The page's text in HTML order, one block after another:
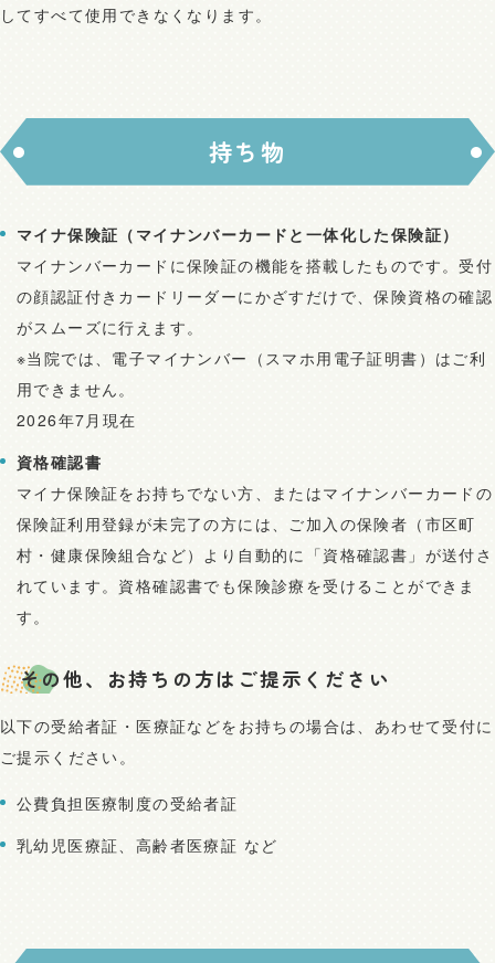
してすべて使用できなくなります。
持ち物
マイナ保険証（マイナンバーカードと一体化した保険証）
マイナンバーカードに保険証の機能を搭載したものです。受付
の顔認証付きカードリーダーにかざすだけで、保険資格の確認
がスムーズに行えます。
※当院では、電子マイナンバー（スマホ用電子証明書）はご利
用できません。
2026年7月現在
資格確認書
マイナ保険証をお持ちでない方、またはマイナンバーカードの
保険証利用登録が未完了の方には、ご加入の保険者（市区町
村・健康保険組合など）より自動的に「資格確認書」が送付さ
れています。資格確認書でも保険診療を受けることができま
す。
その他、お持ちの方はご提示ください
以下の受給者証・医療証などをお持ちの場合は、あわせて受付に
ご提示ください。
公費負担医療制度の受給者証
乳幼児医療証、高齢者医療証 など